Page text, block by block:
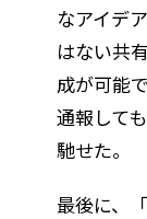
なアイデ
はない共
成が可能
通報して
馳せた。
最後に、